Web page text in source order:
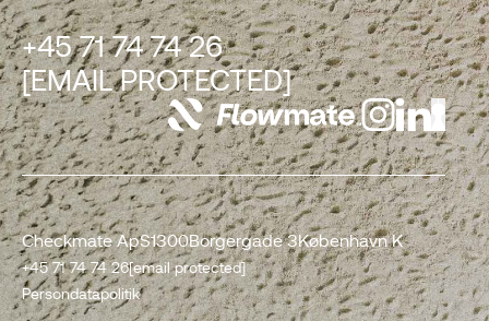
+45 71 74 74 26
[EMAIL PROTECTED]
Checkmate ApS1300Borgergade 3København K
+45 71 74 74 26[email protected]
Persondatapolitik